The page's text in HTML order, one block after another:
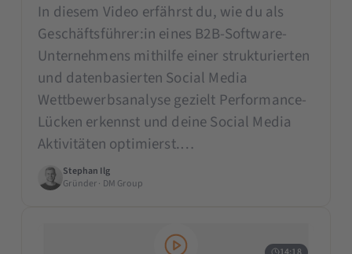
In diesem Video erfährst du, wie du als
Geschäftsführer:in eines B2B-Software-
Unternehmens mithilfe einer strukturierten
und datenbasierten Social Media
Wettbewerbsanalyse gezielt Performance-
Lücken erkennst und deine Social Media
Aktivitäten optimierst.…
Stephan Ilg
Gründer · DM Group